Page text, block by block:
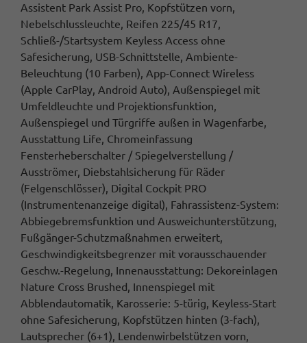
Assistent Park Assist Pro, Kopfstützen vorn,
Nebelschlussleuchte, Reifen 225/45 R17,
Schließ-/Startsystem Keyless Access ohne
Safesicherung, USB-Schnittstelle, Ambiente-
Beleuchtung (10 Farben), App-Connect Wireless
(Apple CarPlay, Android Auto), Außenspiegel mit
Umfeldleuchte und Projektionsfunktion,
Außenspiegel und Türgriffe außen in Wagenfarbe,
Ausstattung Life, Chromeinfassung
Fensterheberschalter / Spiegelverstellung /
Ausströmer, Diebstahlsicherung für Räder
(Felgenschlösser), Digital Cockpit PRO
(Instrumentenanzeige digital), Fahrassistenz-System:
Abbiegebremsfunktion und Ausweichunterstützung,
Fußgänger-Schutzmaßnahmen erweitert,
Geschwindigkeitsbegrenzer mit vorausschauender
Geschw.-Regelung, Innenausstattung: Dekoreinlagen
Nature Cross Brushed, Innenspiegel mit
Abblendautomatik, Karosserie: 5-türig, Keyless-Start
ohne Safesicherung, Kopfstützen hinten (3-fach),
Lautsprecher (6+1), Lendenwirbelstützen vorn,